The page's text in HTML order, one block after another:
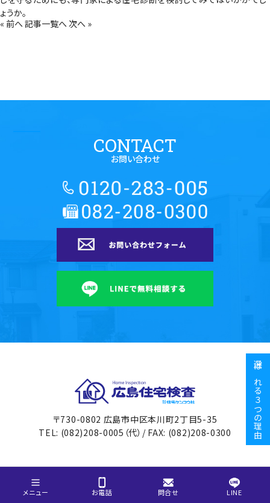
ょうか。
« 前へ 記事一覧へ 次へ »
CONTACT
お問い合わせ
広島住宅検査
〒730-0802 広島市中区本川町2丁目5-35
TEL: (082)208-0005（代）/ FAX: (082)208-0300
JYUTAKU KENKO COMPANY INC.
選ばれる３つの理由
メニュー お電話 問合せ LINE